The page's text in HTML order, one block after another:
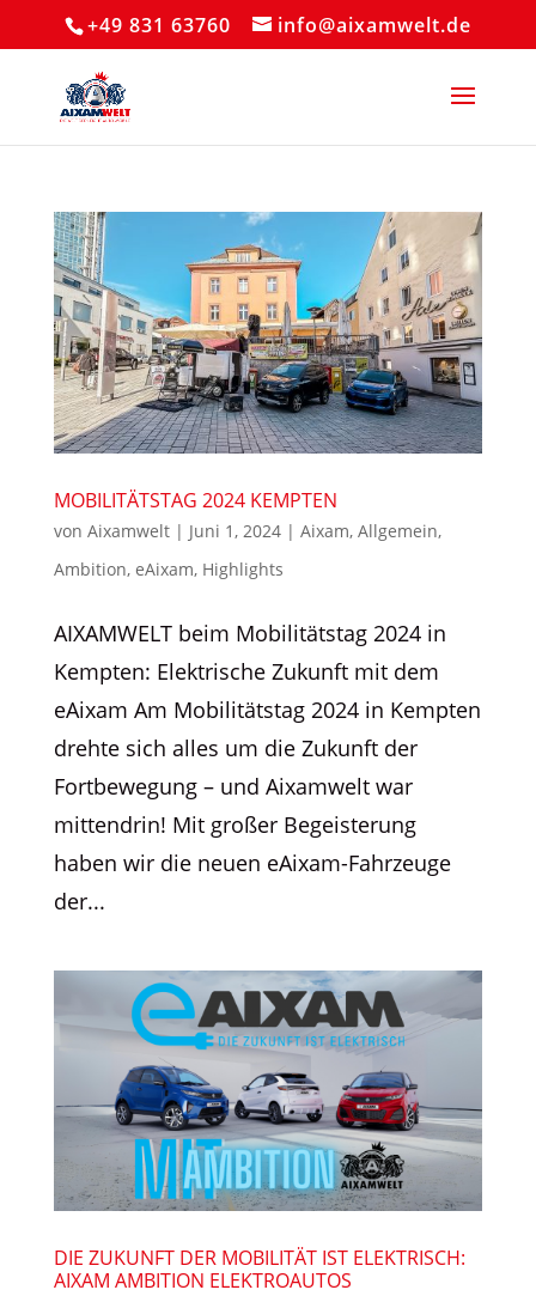
+49 831 63760 info@aixamwelt.de
MOBILITÄTSTAG 2024 KEMPTEN
von Aixamwelt| Juni 1, 2024| Aixam, Allgemein,
Ambition, eAixam, Highlights
AIXAMWELT beim Mobilitätstag 2024 in
Kempten: Elektrische Zukunft mit dem
eAixam Am Mobilitätstag 2024 in Kempten
drehte sich alles um die Zukunft der
Fortbewegung – und Aixamwelt war
mittendrin! Mit großer Begeisterung
haben wir die neuen eAixam-Fahrzeuge
der...
DIE ZUKUNFT DER MOBILITÄT IST ELEKTRISCH:
AIXAM AMBITION ELEKTROAUTOS